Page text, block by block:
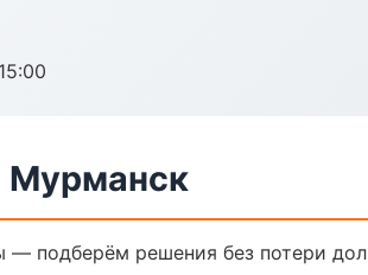
Мурманск
подберём решения без потери